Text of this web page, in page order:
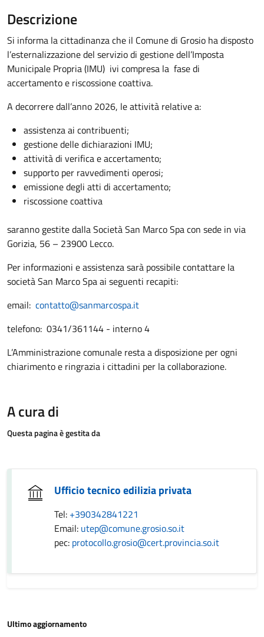
Descrizione
Si informa la cittadinanza che il Comune di Grosio ha disposto
l’esternalizzazione del servizio di gestione dell’Imposta
Municipale Propria (IMU) ivi compresa la fase di
accertamento e riscossione coattiva.
A decorrere dall’anno 2026, le attività relative a:
assistenza ai contribuenti;
gestione delle dichiarazioni IMU;
attività di verifica e accertamento;
supporto per ravvedimenti operosi;
emissione degli atti di accertamento;
riscossione coattiva
saranno gestite dalla Società San Marco Spa con sede in via
Gorizia, 56 – 23900 Lecco.
Per informazioni e assistenza sarà possibile contattare la
società San Marco Spa ai seguenti recapiti:
email: contatto@sanmarcospa.it
telefono: 0341/361144 - interno 4
L’Amministrazione comunale resta a disposizione per ogni
chiarimento e ringrazia i cittadini per la collaborazione.
A cura di
Questa pagina è gestita da
Ufficio tecnico edilizia privata
Tel: +390342841221
Email: utep@comune.grosio.so.it
pec: protocollo.grosio@cert.provincia.so.it
Ultimo aggiornamento